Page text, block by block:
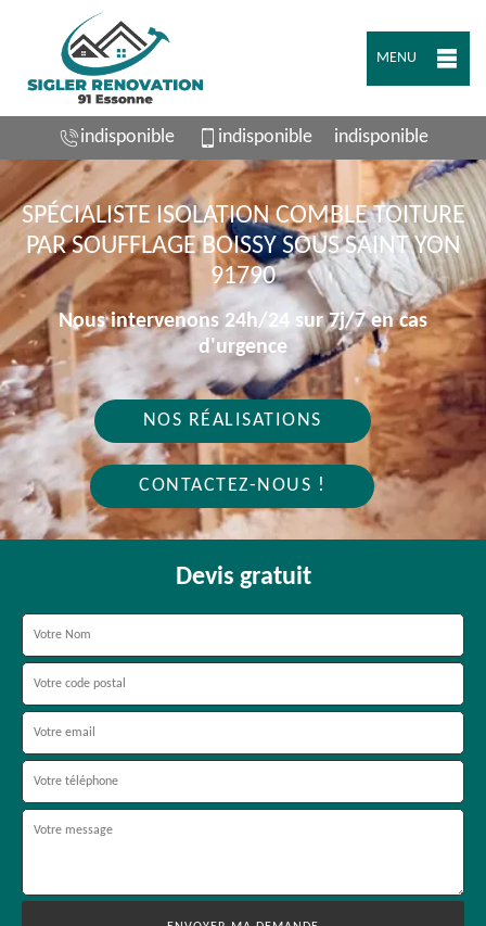
MENU
indisponible indisponible indisponible
SPÉCIALISTE ISOLATION COMBLE TOITURE
PAR SOUFFLAGE BOISSY SOUS SAINT YON
91790
Nous intervenons 24h/24 sur 7j/7 en cas
d'urgence
NOS RÉALISATIONS
CONTACTEZ-NOUS !
Devis gratuit